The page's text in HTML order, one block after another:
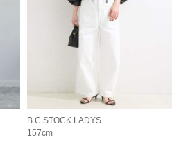
B.C STOCK LADYS
157cm